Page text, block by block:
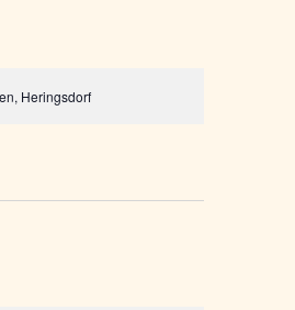
Heringsdorf